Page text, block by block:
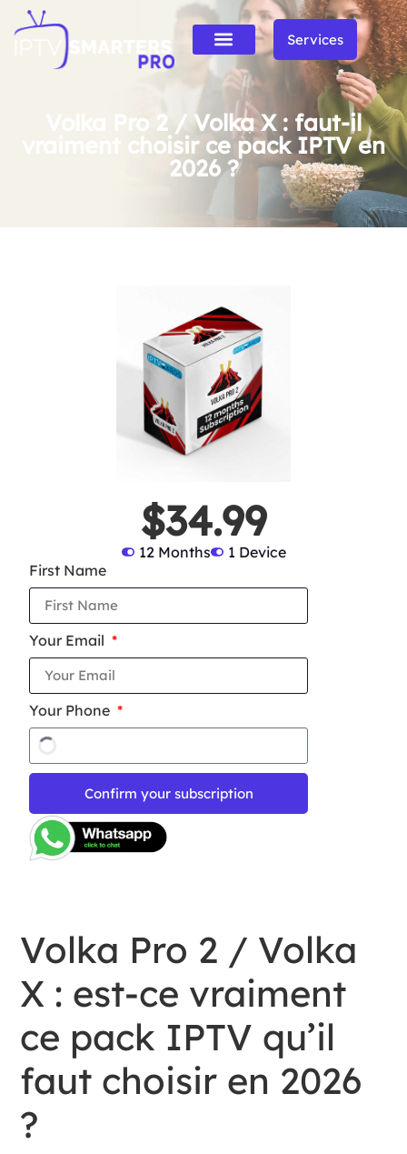
Services
Volka Pro 2 / Volka X : faut-il
vraiment choisir ce pack IPTV en
2026 ?
$34.99
12 Months
1 Device
First Name
Your Email
Your Phone
Confirm your subscription
Volka Pro 2 / Volka
X : est-ce vraiment
ce pack IPTV qu’il
faut choisir en 2026
?